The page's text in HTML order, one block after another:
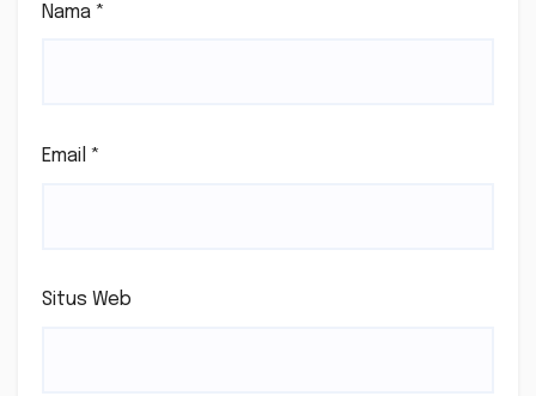
Nama *
Email *
Situs Web